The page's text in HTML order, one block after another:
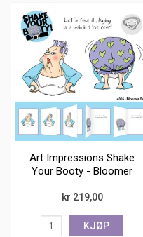
Art Impressions Shake
Your Booty - Bloomer
kr 219,00
KJØP